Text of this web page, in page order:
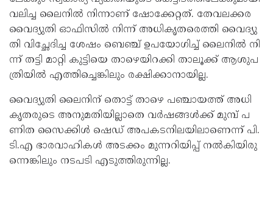
വ​ലി​ച്ച ലൈ​നി​ൽ ​നി​ന്നാ​ണ്​ ഷോ​ക്കേ​റ്റ​ത്. തേ​വ​ല​ക്ക​ര
വൈ​ദ്യു​തി ഓ​ഫി​സി​ൽ നി​ന്ന്​ അ​ധി​കൃ​ത​രെ​ത്തി വൈ​ദ്യു​
തി വി​​​ച്ഛേ​ദി​ച്ച ശേ​ഷം​ ബെ​ഞ്ച്​ ഉ​പ​യോ​ഗി​ച്ച്​ ലൈ​നി​ൽ ​നി​
ന്ന്​ ത​ട്ടി മാ​റ്റി കു​ട്ടി​യെ താ​ഴെ​യി​റ​ക്കി താ​ലൂ​ക്ക് ആ​ശു​പ​
ത്രി​യി​ൽ എ​ത്തി​ച്ചെ​ങ്കി​ലും ര​ക്ഷി​ക്കാ​നാ​യി​ല്ല.
വൈ​ദ്യു​തി ലൈ​നി​ന്​ ​തൊ​ട്ട്​ താ​ഴെ പ​ഞ്ചാ​യ​ത്ത്​ അ​ധി​
കൃ​ത​രു​ടെ അ​നു​മ​തി​യി​ല്ലാ​തെ വ​ർ​ഷ​ങ്ങ​ൾ​ക്ക്​ മു​മ്പ്​ പ​
ണി​ത സൈ​ക്കി​ൾ ഷെ​ഡ്​ അ​പ​ക​ട​നി​ല​യി​ലാ​ണെ​ന്ന്​ പി.​
ടി.​എ ഭാ​ര​വാ​ഹി​ക​ൾ അ​ട​ക്കം മു​ന്ന​റി​യി​പ്പ്​ ന​ൽ​കി​യി​രു​
ന്നെ​ങ്കി​ലും ന​ട​പ​ടി എ​ടു​ത്തി​രു​ന്നി​ല്ല.